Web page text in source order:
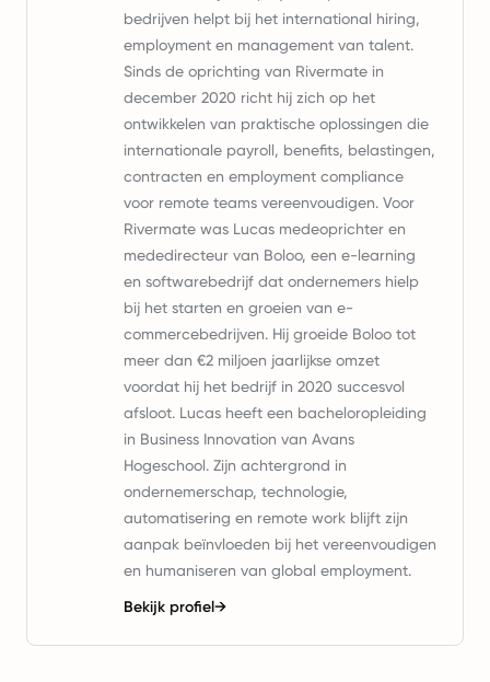
bedrijven helpt bij het international hiring,
employment en management van talent.
Sinds de oprichting van Rivermate in
december 2020 richt hij zich op het
ontwikkelen van praktische oplossingen die
internationale payroll, benefits, belastingen,
contracten en employment compliance
voor remote teams vereenvoudigen. Voor
Rivermate was Lucas medeoprichter en
mededirecteur van Boloo, een e-learning
en softwarebedrijf dat ondernemers hielp
bij het starten en groeien van e-
commercebedrijven. Hij groeide Boloo tot
meer dan €2 miljoen jaarlijkse omzet
voordat hij het bedrijf in 2020 succesvol
afsloot. Lucas heeft een bacheloropleiding
in Business Innovation van Avans
Hogeschool. Zijn achtergrond in
ondernemerschap, technologie,
automatisering en remote work blijft zijn
aanpak beïnvloeden bij het vereenvoudigen
en humaniseren van global employment.
Bekijk profiel→